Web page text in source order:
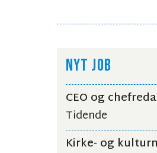
NYT JOB
CEO og
Tidende
Kirke- og